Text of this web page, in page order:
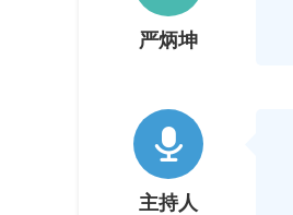
严炳坤

主持人